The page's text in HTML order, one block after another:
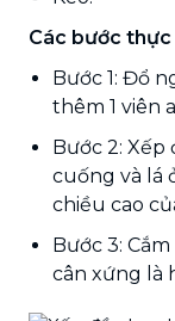
Các bước thực
Bước 1: Đổ
thêm 1 viên
Bước 2:
cuống và lá
chiều cao
Bước 3:
cân xứng là